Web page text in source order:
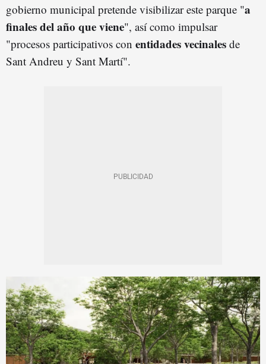
gobierno municipal pretende visibilizar este parque "a
finales del año que viene", así como impulsar
"procesos participativos con entidades vecinales de
Sant Andreu y Sant Martí".